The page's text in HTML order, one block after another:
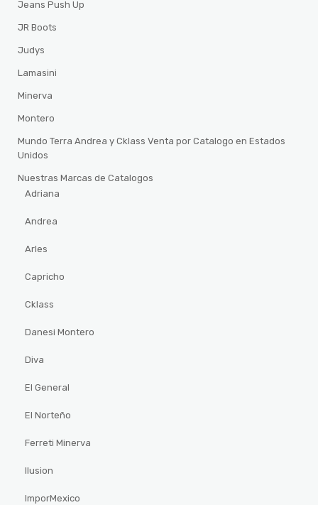
Jeans Push Up
JR Boots
Judys
Lamasini
Minerva
Montero
Mundo Terra Andrea y Cklass Venta por Catalogo en Estados
Unidos
Nuestras Marcas de Catalogos
Adriana
Andrea
Arles
Capricho
Cklass
Danesi Montero
Diva
El General
El Norteño
Ferreti Minerva
Ilusion
ImporMexico